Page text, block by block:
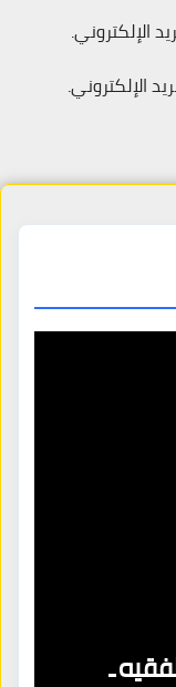
الإلكتروني.
الإلكتروني.
ـ